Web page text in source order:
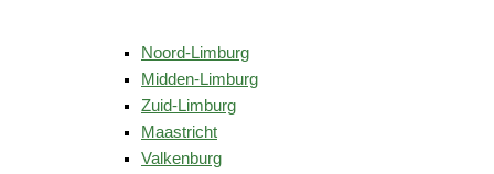
Noord-Limburg
Midden-Limburg
Zuid-Limburg
Maastricht
Valkenburg